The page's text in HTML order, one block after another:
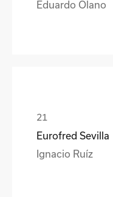
Eduardo Olano
Eurofred Sevilla
Ignacio Ruíz